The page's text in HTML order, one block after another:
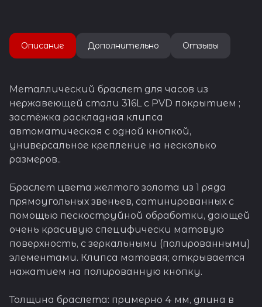
отрегулирована удалением
звеньев (3 - с 1 стороны и 4 с
другой; такие звенья
Изготовлен из полых
звеньев: на внутренней
стороне браслета
пластины звеньев согнуты
точно к середине, и внутри
их образуется пустота -
визуально такой браслет
этом он значительно легче.
К браслету прилагаются
дополнительные пары
конечных звеньев на 18 мм, 20
мм и 22 мм для прямого и/или
для полукруглого крепления -
таким образом, он может
быть установлен на разные
между ушек и формой
Описание Дополнительно Отзывы
Металлический браслет для часов из
нержавеющей стали 316L с PVD покрытием ;
застёжка раскладная клипса
автоматическая с одной кнопкой,
универсальное крепление на несколько
размеров..
Браслет цвета желтого золота из 1 ряда
прямоугольных звеньев, сатинированных с
помощью пескоструйной обработки, дающей
очень красивую специфически матовую
поверхность, с зеркальными (полированными)
элементами. Клипса матовая; открывается
нажатием на полированную кнопку.
Толщина браслета: примерно 4 мм, длина в